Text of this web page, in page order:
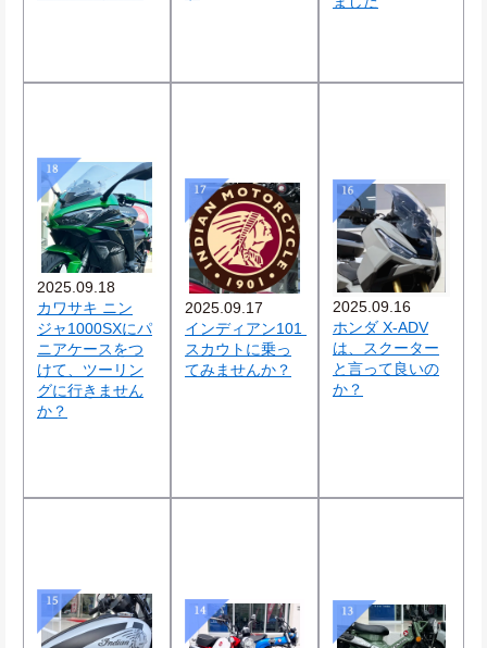
2025.09.18
カワサキ ニン
ジャ1000SXにパ
ニアケースをつ
けて、ツーリン
グに行きません
か？
2025.09.17
インディアン101
スカウトに乗っ
てみませんか？
2025.09.16
ホンダ X-ADV
は、スクーター
と言って良いの
か？